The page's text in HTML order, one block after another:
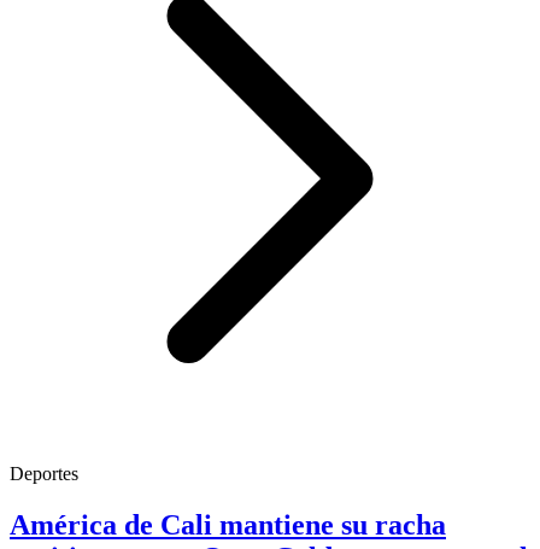
Deportes
América de Cali mantiene su racha